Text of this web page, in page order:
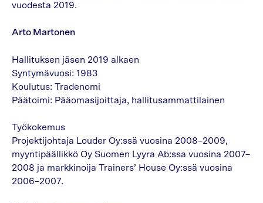
vuodesta 2019.
Arto Martonen
Hallituksen jäsen 2019 alkaen
Syntymävuosi: 1983
Koulutus: Tradenomi
Päätoimi: Pääomasijoittaja, hallitusammattilainen
Työkokemus
Projektijohtaja Louder Oy:ssä vuosina 2008–2009,
myyntipäällikkö Oy Suomen Lyyra Ab:ssa vuosina 2007–
2008 ja markkinoija Trainers’ House Oy:ssä vuosina
2006–2007.